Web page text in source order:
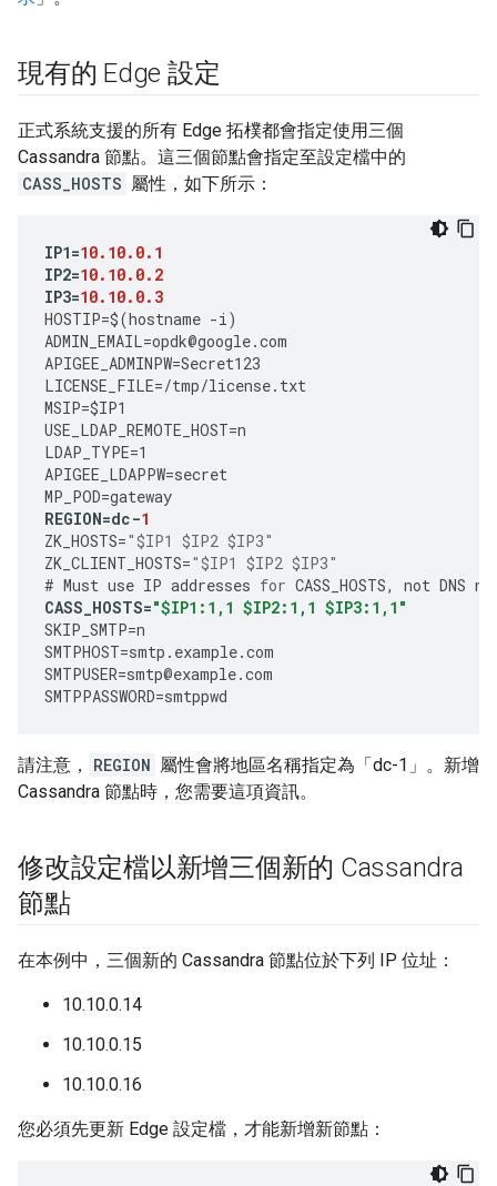
現有的 Edge 設定
正式系統支援的所有 Edge 拓樸都會指定使用三個
Cassandra 節點。這三個節點會指定至設定檔中的
CASS_HOSTS 屬性，如下所示：
IP1=10.10.0.1
IP2=10.10.0.2
IP3=10.10.0.3
HOSTIP=$(hostname -i)
ADMIN_EMAIL=opdk@google.com
APIGEE_ADMINPW=Secret123
LICENSE_FILE=/tmp/license.txt
MSIP=$IP1
USE_LDAP_REMOTE_HOST=n
LDAP_TYPE=1
APIGEE_LDAPPW=secret
MP_POD=gateway
REGION=dc-1
ZK_HOSTS="$IP1 $IP2 $IP3"
ZK_CLIENT_HOSTS="$IP1 $IP2 $IP3"
# Must use IP addresses for CASS_HOSTS, not DNS
CASS_HOSTS="$IP1:1,1 $IP2:1,1 $IP3:1,1"
SKIP_SMTP=n
SMTPHOST=smtp . example.com
SMTPUSER=smtp@example.com
SMTPPASSWORD=smtppwd
請注意， REGION 屬性會將地區名稱指定為「dc-1」。新增
Cassandra 節點時，您需要這項資訊。
修改設定檔以新增三個新的 Cassandra
節點
在本例中，三個新的 Cassandra 節點位於下列 IP 位址：
10.10.0.14
10.10.0.15
10.10.0.16
您必須先更新 Edge 設定檔，才能新增新節點：